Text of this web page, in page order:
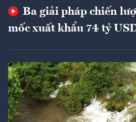
Ba giải pháp chiến
mốc xuất khẩu 74 tỷ